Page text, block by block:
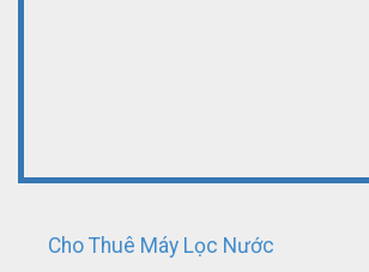
Cho Thuê Máy Lọc Nước